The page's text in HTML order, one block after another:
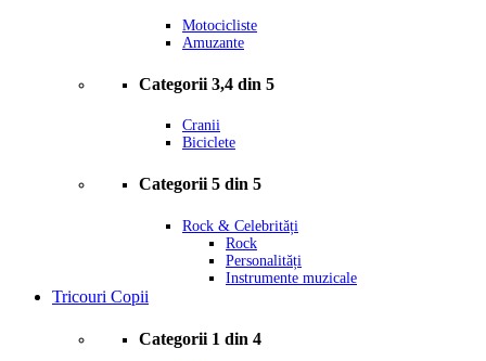
Motocicliste
Amuzante
Categorii 3,4 din 5
Cranii
Biciclete
Categorii 5 din 5
Rock & Celebrități
Rock
Personalități
Instrumente muzicale
Tricouri Copii
Categorii 1 din 4